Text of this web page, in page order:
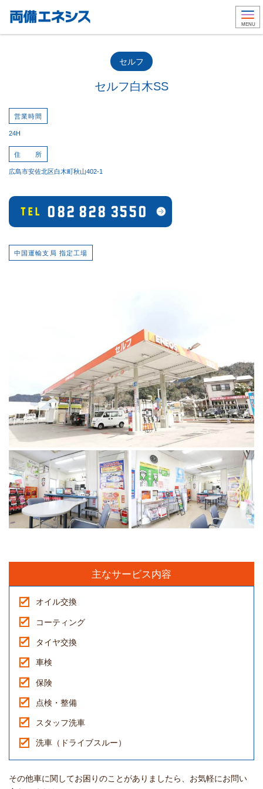
MENU
セルフ
セルフ白木SS
営業時間
24H
住 所
広島市安佐北区白木町秋山402-1
TEL 082-828-3550
中国運輸支局 指定工場
主なサービス内容
オイル交換
コーティング
タイヤ交換
車検
保険
点検・整備
スタッフ洗車
洗車（ドライブスルー）
その他車に関してお困りのことがありましたら、お気軽にお問い